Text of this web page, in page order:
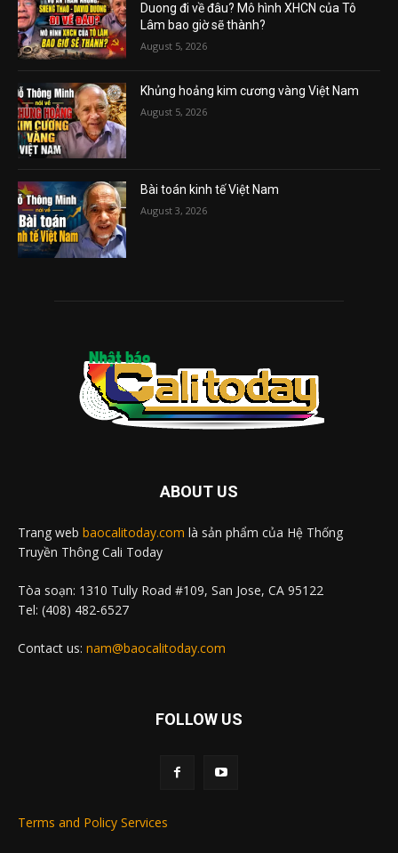
Duong đi về đâu? Mô hình XHCN của Tô
Lâm bao giờ sẽ thành?
August 5, 2026
Khủng hoảng kim cương vàng Việt Nam
August 5, 2026
Bài toán kinh tế Việt Nam
August 3, 2026
ABOUT US
Trang web baocalitoday.com là sản phẩm của Hệ Thống
Truyền Thông Cali Today
Tòa soạn: 1310 Tully Road #109, San Jose, CA 95122
Tel: (408) 482-6527
Contact us: nam@baocalitoday.com
FOLLOW US
Terms and Policy Services